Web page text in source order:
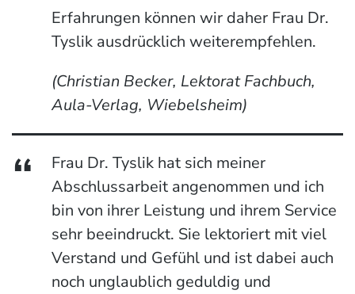
Erfahrungen können wir daher Frau Dr.
Tyslik ausdrücklich weiterempfehlen.
(Christian Becker, Lektorat Fachbuch,
Aula-Verlag, Wiebelsheim)
Frau Dr. Tyslik hat sich meiner
Abschlussarbeit angenommen und ich
bin von ihrer Leistung und ihrem Service
sehr beeindruckt. Sie lektoriert mit viel
Verstand und Gefühl und ist dabei auch
noch unglaublich geduldig und